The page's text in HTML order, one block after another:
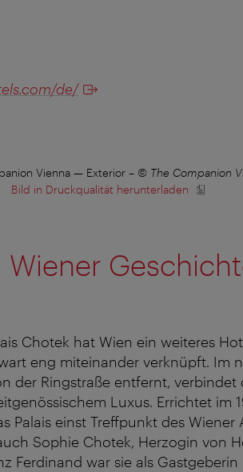
de/
Vienna — Exterior – © The Companion
Bild in Druckqualität herunterladen
Wiener
Chotek hat Wien ein weiteres
eng miteinander verknüpft. Im
der Ringstraße entfernt, verbindet
Luxus. Errichtet im
Palais einst Treffpunkt des Wiener
Sophie Chotek, Herzogin von
Ferdinand war sie als